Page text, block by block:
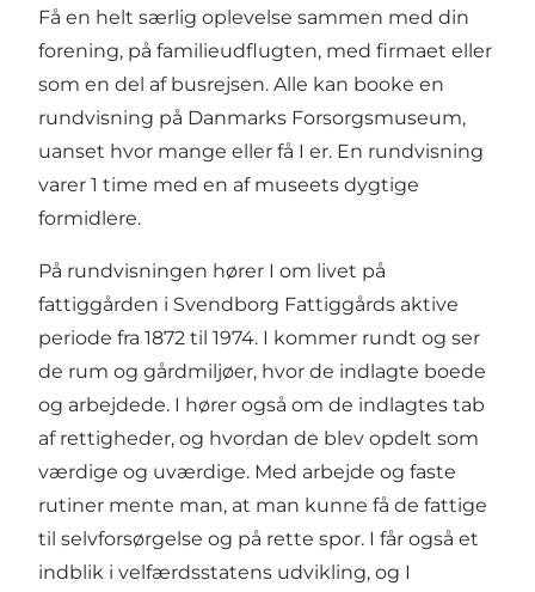
Få en helt særlig oplevelse sammen med din
forening, på familieudflugten, med firmaet eller
som en del af busrejsen. Alle kan booke en
rundvisning på Danmarks Forsorgsmuseum,
uanset hvor mange eller få I er. En rundvisning
varer 1 time med en af museets dygtige
formidlere.
På rundvisningen hører I om livet på
fattiggården i Svendborg Fattiggårds aktive
periode fra 1872 til 1974. I kommer rundt og ser
de rum og gårdmiljøer, hvor de indlagte boede
og arbejdede. I hører også om de indlagtes tab
af rettigheder, og hvordan de blev opdelt som
værdige og uværdige. Med arbejde og faste
rutiner mente man, at man kunne få de fattige
til selvforsørgelse og på rette spor. I får også et
indblik i velfærdsstatens udvikling, og I